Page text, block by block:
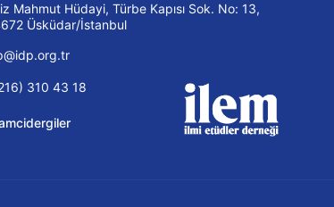
Mahmut Hüdayi, Türbe Kapısı Sok. No: 13,
Üsküdar/İstanbul
310 43 18